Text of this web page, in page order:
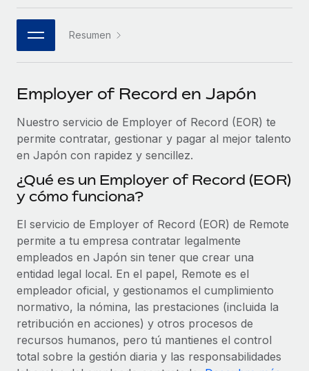
Conectar
Conecta cualquier herramienta de IA con Remote
Optimiza los procesos con herramientas empresariales
esenciales.
SERVICIOS
Pregunta a un experto
Obtén ayuda de gente experta en RR. HH. globales
y cumplimiento normativo.
Comprobaciones de antecedentes
Simplifica los procesos de cribado de candidatos.
Cumplimiento normativo
Adelántate a los riesgos de cumplimiento
normativo.
Gestión de dispositivos
ASOCIARSE
Socios tecnológicos estratégicos
Integra la gestión de los RR. HH. globales en tu
Asociarse
Remote Build
Próximamente
Consultoría de integraciones y automatización con IA.
CASOS PRÁCTICOS
Webinarios
Información sobre salarios y talento
Obtén ayuda
Consulta todos los recursos
Nómina global
EOR y PEO
Contractor Management
Impuestos
Explora el blog
한국어
中文（简体）Resumen
Employer of Record en Japón
Nuestro servicio de Employer of Record (EOR) te
permite contratar, gestionar y pagar al mejor talento
en Japón con rapidez y sencillez.
¿Qué es un Employer of Record (EOR)
y cómo funciona?
El servicio de Employer of Record (EOR) de Remote
permite a tu empresa contratar legalmente
empleados en Japón sin tener que crear una
entidad legal local. En el papel, Remote es el
empleador oficial, y gestionamos el cumplimiento
normativo, la nómina, las prestaciones (incluida la
retribución en acciones) y otros procesos de
recursos humanos, pero tú mantienes el control
total sobre la gestión diaria y las responsabilidades